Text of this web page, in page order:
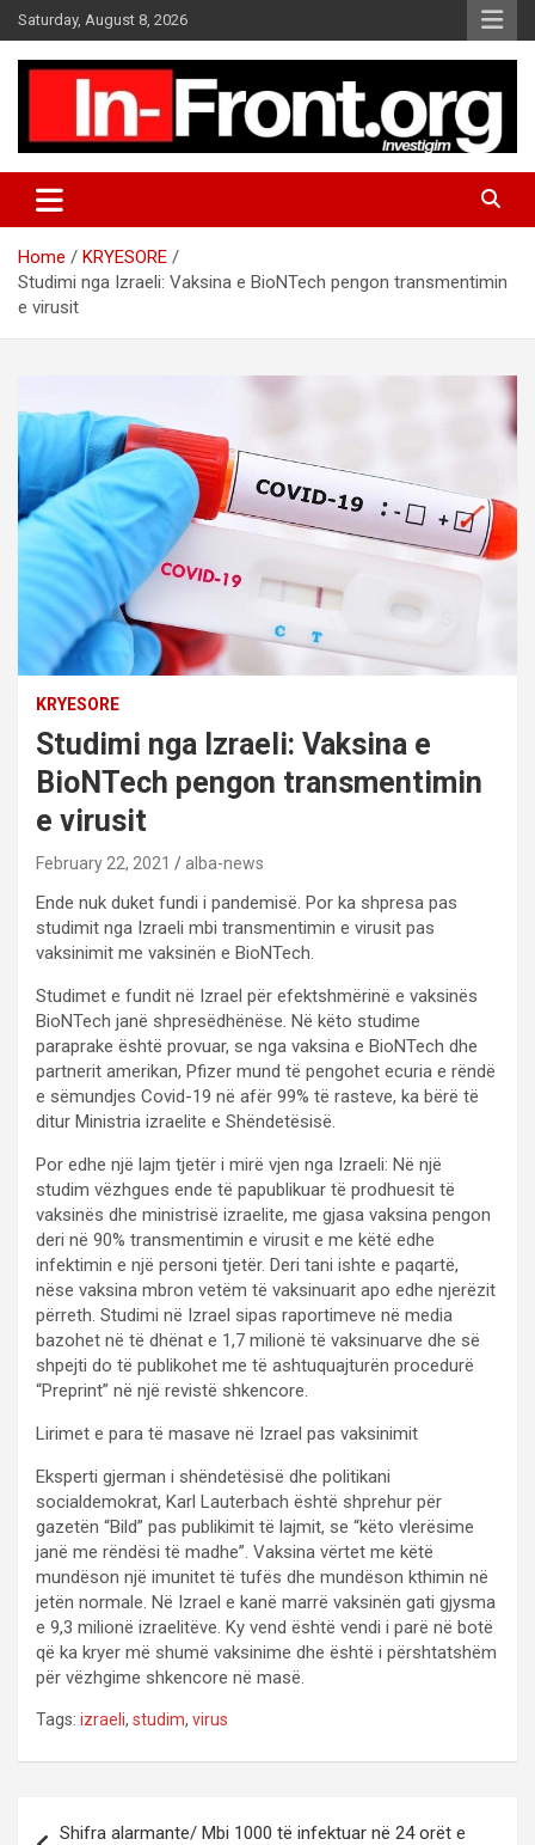
k
Saturday, August 8, 2026
Home
KRYESORE
Studimi nga Izraeli: Vaksina e BioNTech pengon transmentimin
e virusit
KRYESORE
Studimi nga Izraeli: Vaksina e
BioNTech pengon transmentimin
e virusit
February 22, 2021 alba-news
Ende nuk duket fundi i pandemisë. Por ka shpresa pas
studimit nga Izraeli mbi transmentimin e virusit pas
vaksinimit me vaksinën e BioNTech.
Studimet e fundit në Izrael për efektshmërinë e vaksinës
BioNTech janë shpresëdhënëse. Në këto studime
paraprake është provuar, se nga vaksina e BioNTech dhe
partnerit amerikan, Pfizer mund të pengohet ecuria e rëndë
e sëmundjes Covid-19 në afër 99% të rasteve, ka bërë të
ditur Ministria izraelite e Shëndetësisë.
Por edhe një lajm tjetër i mirë vjen nga Izraeli: Në një
studim vëzhgues ende të papublikuar të prodhuesit të
vaksinës dhe ministrisë izraelite, me gjasa vaksina pengon
deri në 90% transmentimin e virusit e me këtë edhe
infektimin e një personi tjetër. Deri tani ishte e paqartë,
nëse vaksina mbron vetëm të vaksinuarit apo edhe njerëzit
përreth. Studimi në Izrael sipas raportimeve në media
bazohet në të dhënat e 1,7 milionë të vaksinuarve dhe së
shpejti do të publikohet me të ashtuquajturën procedurë
“Preprint” në një revistë shkencore.
Lirimet e para të masave në Izrael pas vaksinimit
Eksperti gjerman i shëndetësisë dhe politikani
socialdemokrat, Karl Lauterbach është shprehur për
gazetën “Bild” pas publikimit të lajmit, se “këto vlerësime
janë me rëndësi të madhe”. Vaksina vërtet me këtë
mundëson një imunitet të tufës dhe mundëson kthimin në
jetën normale. Në Izrael e kanë marrë vaksinën gati gjysma
e 9,3 milionë izraelitëve. Ky vend është vendi i parë në botë
që ka kryer më shumë vaksinime dhe është i përshtatshëm
për vëzhgime shkencore në masë.
Tags: izraeli, studim, virus
Shifra alarmante/ Mbi 1000 të infektuar në 24 orët e